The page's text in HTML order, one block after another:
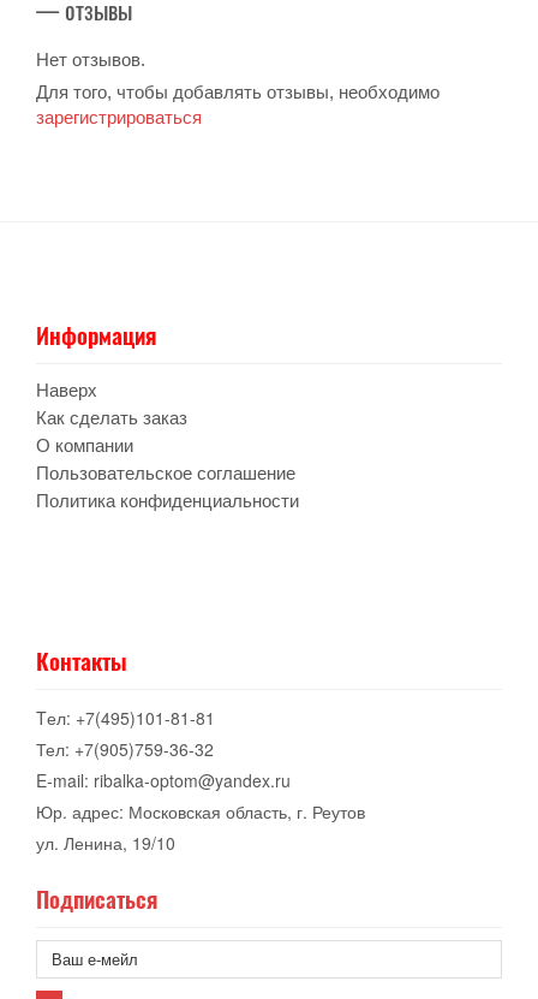
— отзывы
Нет отзывов.
Для того, чтобы добавлять отзывы, необходимо
зарегистрироваться
Информация
Наверх
Как сделать заказ
О компании
Пользовательское соглашение
Политика конфиденциальности
Контакты
Tел: +7(495)101-81-81
Тел: +7(905)759-36-32
E-mail: ribalka-optom@yandex.ru
Юр. адрес: Московская область, г. Реутов
ул. Ленина, 19/10
Подписаться